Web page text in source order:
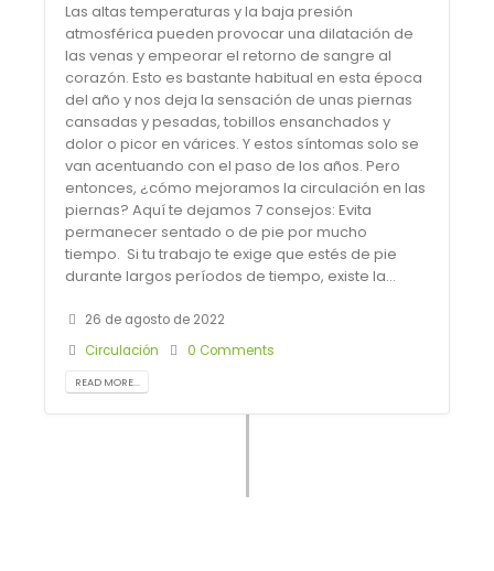
Las altas temperaturas y la baja presión
atmosférica pueden provocar una dilatación de
las venas y empeorar el retorno de sangre al
corazón. Esto es bastante habitual en esta época
del año y nos deja la sensación de unas piernas
cansadas y pesadas, tobillos ensanchados y
dolor o picor en várices. Y estos síntomas solo se
van acentuando con el paso de los años. Pero
entonces, ¿cómo mejoramos la circulación en las
piernas? Aquí te dejamos 7 consejos: Evita
permanecer sentado o de pie por mucho
tiempo. Si tu trabajo te exige que estés de pie
durante largos períodos de tiempo, existe la...
26 de agosto de 2022
Circulación
0 Comments
READ MORE...